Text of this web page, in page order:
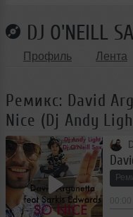
DJ O'NEILL
Профиль Лента
Ремикс: David
Nice (Dj Andy